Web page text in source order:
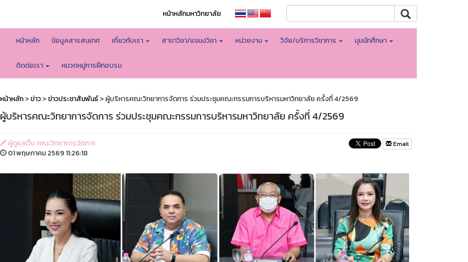
หน้าหลักมหาวิทยาลัย
หน้าหลัก ข้อมูลสารสนเทศ เกี่ยวกับเรา สาขาวิชา/แขนงวิชา หน่วยงาน วิจัย/บริการวิชาการ มุมนักศึกษา
ติดต่อเรา หมวดหมู่การฝึกอบรม
หน้าหลัก>ข่าว>ข่าวประชาสัมพันธ์> ผู้บริหารคณะวิทยาการจัดการ ร่วมประชุมคณะกรรมการบริหารมหาวิทยาลัย ครั้งที่ 4/2569
ผู้บริหารคณะวิทยาการจัดการ ร่วมประชุมคณะกรรมการบริหารมหาวิทยาลัย ครั้งที่ 4/2569
ผู้ดูแลเว็บ คณะวิทยาการจัดการ
01 พฤษภาคม 2569 11:26:18
Email